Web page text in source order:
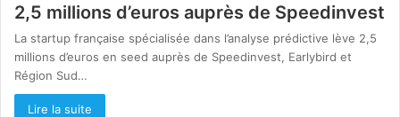
2,5 millions d’euros auprès de Speedinvest
La startup française spécialisée dans l’analyse prédictive lève 2,5
millions d’euros en seed auprès de Speedinvest, Earlybird et
Région Sud…
Lire la suite